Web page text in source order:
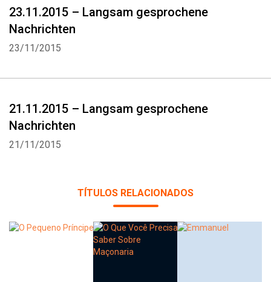
23.11.2015 – Langsam gesprochene
Nachrichten
23/11/2015
21.11.2015 – Langsam gesprochene
Nachrichten
21/11/2015
TÍTULOS RELACIONADOS